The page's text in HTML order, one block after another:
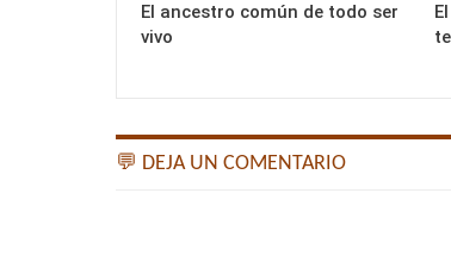
El ancestro común de todo ser
vivo
💬 DEJA UN COMENTARIO